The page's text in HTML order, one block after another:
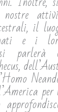
nostre
il
e i
parlerà